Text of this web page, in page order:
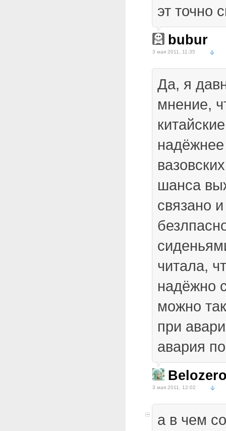
эт точно
bubur
3 мая 2011, 11:35
Да, я
мнение,
шанса
связано
читала,
надёжно
можно
при
авария
3 мая 2011, 12:02
а в чем